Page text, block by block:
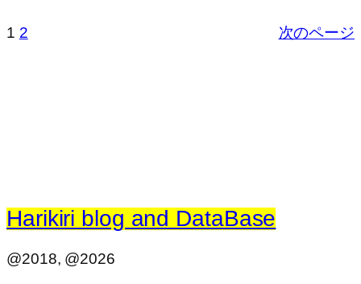
1 2 次のページ
Harikiri blog and DataBase
@2018, @2026